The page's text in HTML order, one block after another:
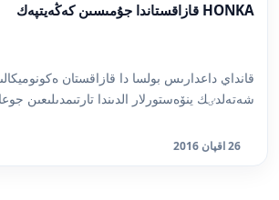
HONKA قازاقستاندا جۇمىسىن كەڭەيتپەك
قانداي داعدارىس بولسا دا قازاقستان
شەتەلدٸك ينۆەستورلار الدىندا تارتىمدىلىعىن
26 اقپان 2016